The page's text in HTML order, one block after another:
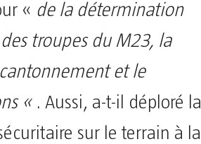
« de la détermination
troupes du M23, la
et le
« . Aussi, a-t-il déploré la
sur le terrain à la